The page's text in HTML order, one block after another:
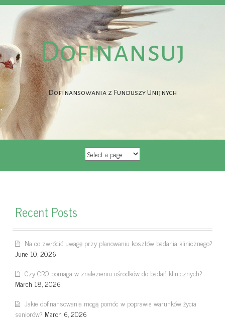
Dofinansuj
Dofinansowania z Funduszy Unijnych
SKIP
TO
CONTENT
Recent Posts
Na co zwrócić uwagę przy planowaniu kosztów badania klinicznego?
June 10, 2026
Czy CRO pomaga w znalezieniu ośrodków do badań klinicznych?
March 18, 2026
Jakie dofinansowania mogą pomóc w poprawie warunków życia
seniorów? March 6, 2026